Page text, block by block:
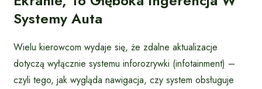
Systemy Auta
Wielu kierowcom wydaje się, że zdalne aktualizacje
dotyczą wyłącznie systemu inforozrywki (infotainment) –
czyli tego, jak wygląda nawigacja, czy system obsługuje